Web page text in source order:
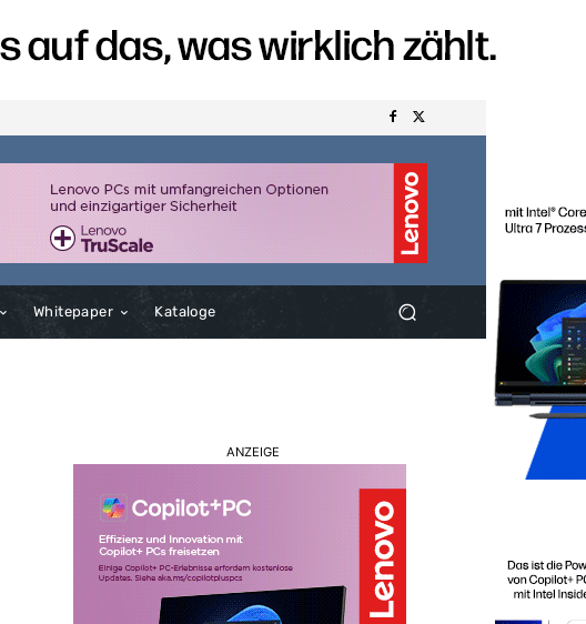
Whitepaper Kataloge
ANZEIGE